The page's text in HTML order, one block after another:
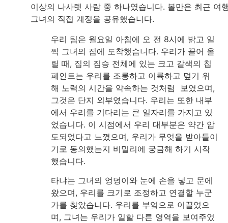
이상의 나사렛 사람 중 하나였습니다. 볼만은 최근 여
그녀의 직접 계정을 공유했습니다.
우리 팀은 월요일 아침에 오 전 8시에 밝고 일
찍 그녀의 집에 도착했습니다. 우리가 끌어 올
릴 때, 집의 짐승 전체에 있는 크고 갈색의 칩
페인트는 우리를 조롱하고 이륙하고 덮기 위
해 노력의 시간을 약속하는 것처럼 보였으며,
그것은 단지 외부였습니다. 우리는 또한 내부
에서 우리를 기다리는 큰 일자리를 가지고 있
었습니다. 이 시점에서 우리 대부분은 약간 압
도되었다고 느꼈으며, 우리가 무엇을 받아들이
기로 동의했는지 비밀리에 궁금해 하기 시작
했습니다.
타냐는 그녀의 엉덩이와 눈에 손을 넣고 문에
왔으며, 우리를 크기로 조정하고 연결할 누군
가를 찾았습니다. 우리를 부엌으로 이끌었으
며, 그녀는 우리가 일할 다른 영역을 보여주었